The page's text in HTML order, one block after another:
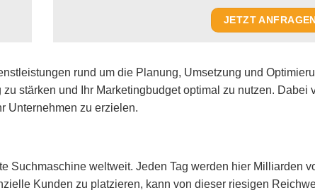
JETZT
rund um die Planung, Umsetzung und
stärken und Ihr Marketingbudget optimal zu nutzen.
Unternehmen zu erzielen.
Suchmaschine weltweit. Jeden Tag werden hier Milliarden
Kunden zu platzieren, kann von dieser riesigen